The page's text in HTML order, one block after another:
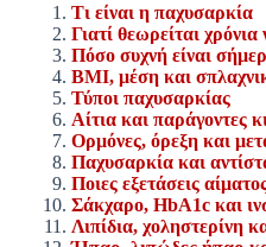
Τι είναι η παχυσαρκία
Γιατί θεωρείται χρόνια
Πόσο συχνή είναι
BMI, μέση και
Τύποι παχυσαρκίας
Αίτια και παράγοντες
Ορμόνες, όρεξη και
Παχυσαρκία και
Ποιες εξετάσεις
Σάκχαρο, HbA1c και
Λιπίδια, χοληστερίνη